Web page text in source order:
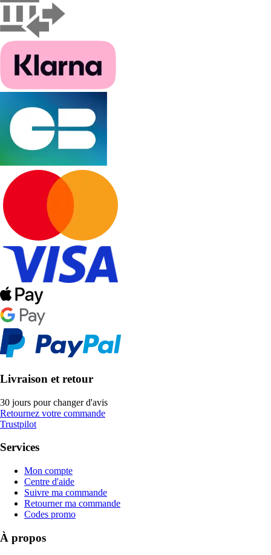
Livraison et retour
30 jours pour changer d'avis
Retournez votre commande
Trustpilot
Services
Mon compte
Centre d'aide
Suivre ma commande
Retourner ma commande
Codes promo
À propos